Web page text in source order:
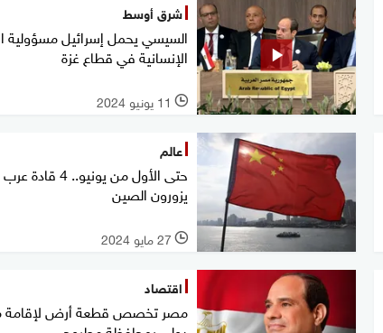
شرق أوسط
السيسي يحمل إسرائيل مسؤولية
الإنسانية في قطاع غزة
l 11 يونيو 2024
عالم
حتى الأول من يونيو.. 4 قادة عرب
يزورون الصين
l 27 مايو 2024
اقتصاد
مصر تخصص قطعة أرض لإقامة